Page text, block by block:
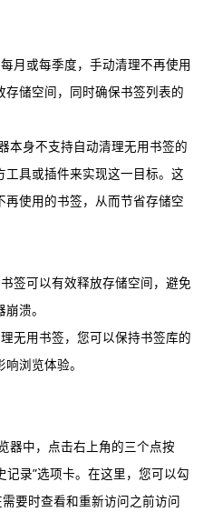
月或每季度，手动清理不再使用
储空间，同时确保书签列表的
本身不支持自动清理无用书签的
具或插件来实现这一目标。这
使用的书签，从而节省存储空
签可以有效释放存储空间，避免
溃。
无用书签，您可以保持书签库的
浏览体验。
器中，点击右上角的三个点按
记录”选项卡。在这里，您可以勾
要时查看和重新访问之前访问